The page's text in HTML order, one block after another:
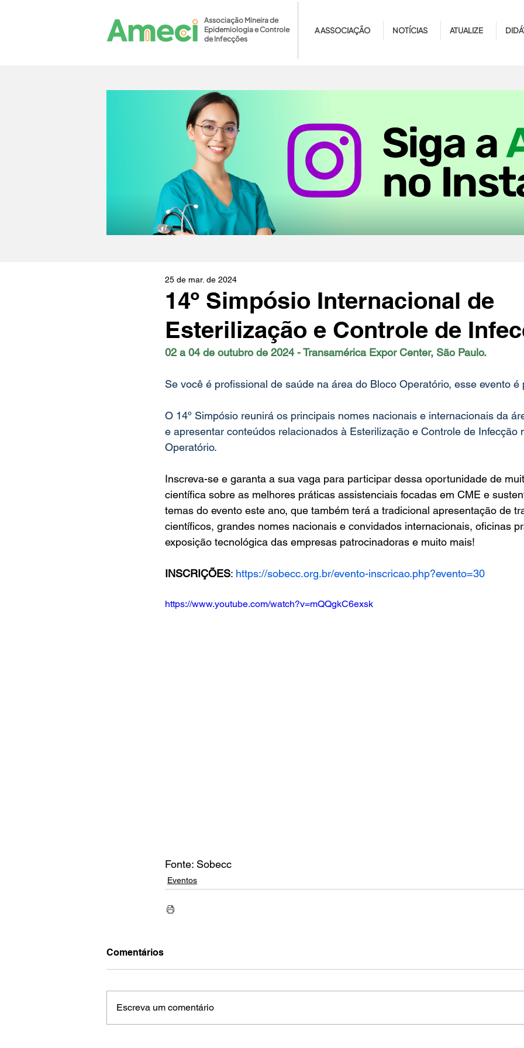
Associação Mineira de
Epidemiologia e Controle
de Infecções
A ASSOCIAÇÃO NOTÍCIAS ATUALIZE
14º Simpósio Internacional de
Esterilização e Controle de
25 de mar. de 2024
02 a 04 de outubro de 2024 - Transamérica Expor Center, São Paulo.
Se você é profissional de saúde na área do Bloco Operatório, esse evento é
O 14º Simpósio reunirá os principais nomes nacionais e internacionais da
e apresentar conteúdos relacionados à Esterilização e Controle de Infecção
Operatório.
Inscreva-se e garanta a sua vaga para participar dessa oportunidade de
científica sobre as melhores práticas assistenciais focadas em CME e
temas do evento este ano, que também terá a tradicional apresentação de
científicos, grandes nomes nacionais e convidados internacionais, oficinas
exposição tecnológica das empresas patrocinadoras e muito mais!
INSCRIÇÕES: https://sobecc.org.br/evento-inscricao.php?evento=30
https://www.youtube.com/watch?v=mQQgkC6exsk
Fonte: Sobecc
Eventos
Comentários
Escreva um comentário